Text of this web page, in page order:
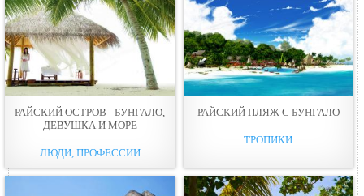
РАЙСКИЙ ОСТРОВ - БУНГАЛО,
ДЕВУШКА И МОРЕ
ЛЮДИ, ПРОФЕССИИ
РАЙСКИЙ ПЛЯЖ С БУНГАЛО
ТРОПИКИ